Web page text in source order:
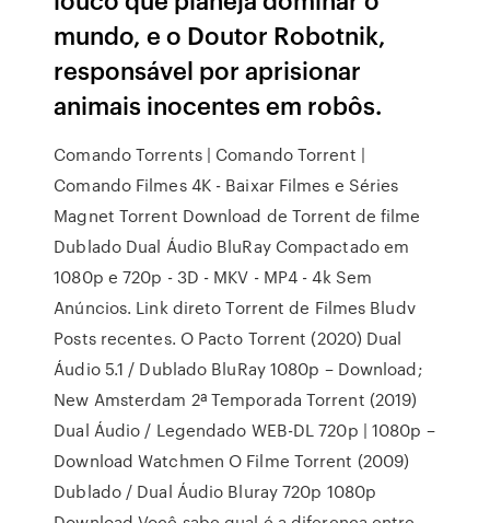
mundo, e o Doutor Robotnik,
responsável por aprisionar
animais inocentes em robôs.
Comando Torrents | Comando Torrent |
Comando Filmes 4K - Baixar Filmes e Séries
Magnet Torrent Download de Torrent de filme
Dublado Dual Áudio BluRay Compactado em
1080p e 720p - 3D - MKV - MP4 - 4k Sem
Anúncios. Link direto Torrent de Filmes Bludv
Posts recentes. O Pacto Torrent (2020) Dual
Áudio 5.1 / Dublado BluRay 1080p – Download;
New Amsterdam 2ª Temporada Torrent (2019)
Dual Áudio / Legendado WEB-DL 720p | 1080p –
Download Watchmen O Filme Torrent (2009)
Dublado / Dual Áudio Bluray 720p 1080p